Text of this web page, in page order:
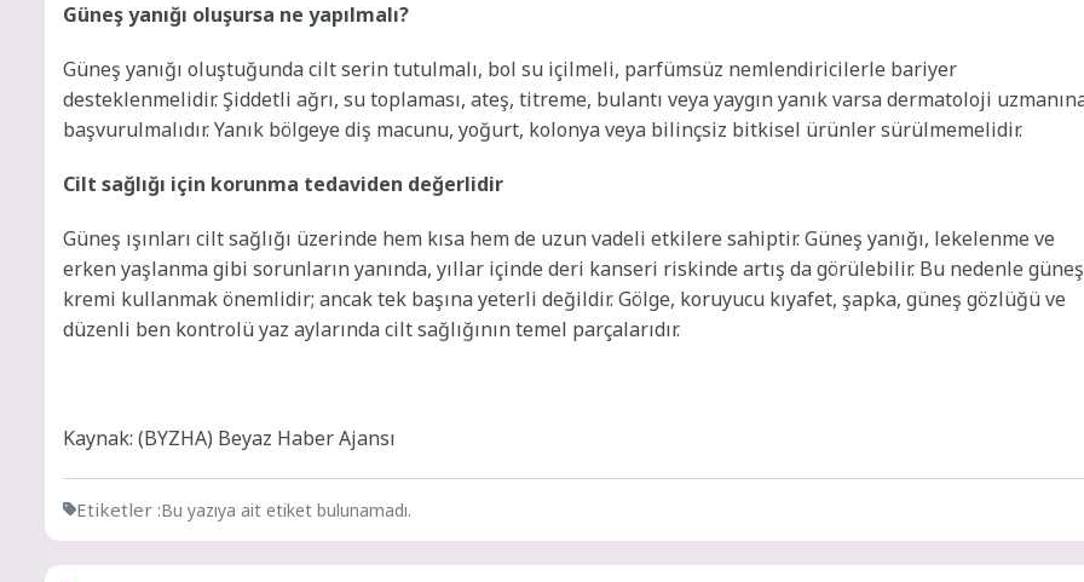
Güneş yanığı oluşursa ne yapılmalı?
Güneş yanığı oluştuğunda cilt serin tutulmalı, bol su içilmeli, parfümsüz nemlendiricilerle bariyer
desteklenmelidir. Şiddetli ağrı, su toplaması, ateş, titreme, bulantı veya yaygın yanık varsa dermatoloji
başvurulmalıdır. Yanık bölgeye diş macunu, yoğurt, kolonya veya bilinçsiz bitkisel ürünler sürülmemelidir.
Cilt sağlığı için korunma tedaviden değerlidir
Güneş ışınları cilt sağlığı üzerinde hem kısa hem de uzun vadeli etkilere sahiptir. Güneş yanığı, lekelenme ve
erken yaşlanma gibi sorunların yanında, yıllar içinde deri kanseri riskinde artış da görülebilir. Bu nedenle güneş
kremi kullanmak önemlidir; ancak tek başına yeterli değildir. Gölge, koruyucu kıyafet, şapka, güneş gözlüğü ve
düzenli ben kontrolü yaz aylarında cilt sağlığının temel parçalarıdır.
Kaynak: (BYZHA) Beyaz Haber Ajansı
Etiketler :Bu yazıya ait etiket bulunamadı.